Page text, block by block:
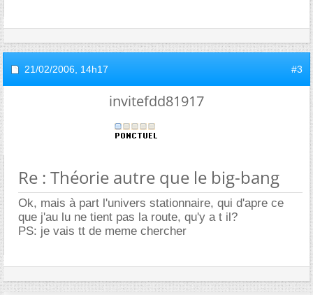
21/02/2006, 14h17 #3
invitefdd81917
Re : Théorie autre que le big-bang
Ok, mais à part l'univers stationnaire, qui d'apre ce
que j'au lu ne tient pas la route, qu'y a t il?
PS: je vais tt de meme chercher